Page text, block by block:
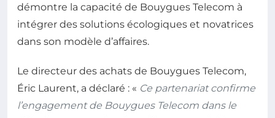
démontre la capacité de Bouygues Telecom à
intégrer des solutions écologiques et novatrices
dans son modèle d’affaires.
Le directeur des achats de Bouygues Telecom,
Éric Laurent, a déclaré : « Ce partenariat confirme
l’engagement de Bouygues Telecom dans le